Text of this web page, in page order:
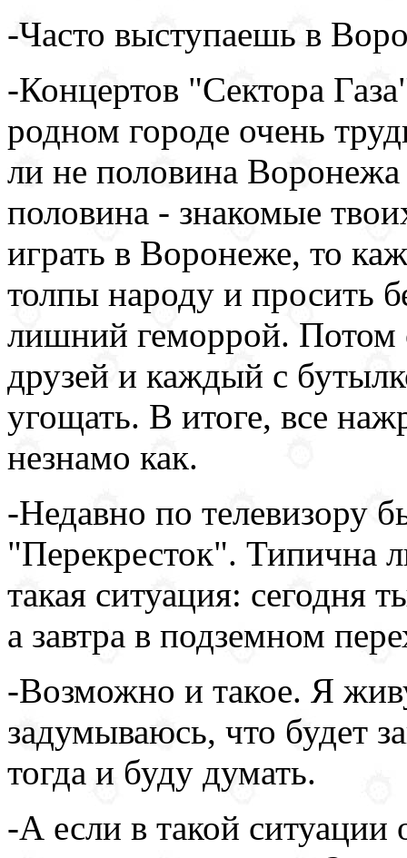
-Часто выступаешь в
-Концертов "Сектора
родном городе очень
ли не половина
половина - знакомые
играть в Воронеже, то
толпы народу и просить
лишний геморрой. Потом
друзей и каждый с
угощать. В итоге, все
незнамо как.
-Недавно по телевизору
"Перекресток". Типична
такая ситуация: сегодня
а завтра в подземном
-Возможно и такое. Я
задумываюсь, что будет
тогда и буду думать.
-А если в такой ситуации